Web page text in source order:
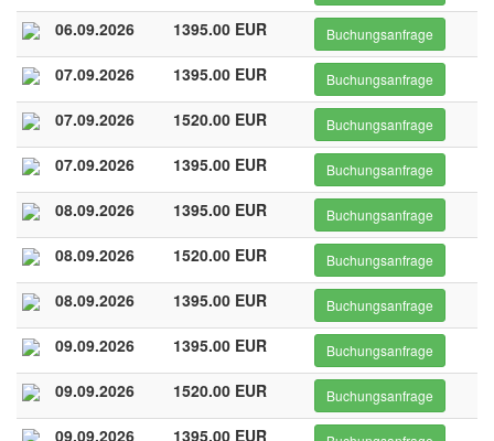
06.09.2026 1395.00 EUR Buchungsanfrage
07.09.2026 1395.00 EUR Buchungsanfrage
07.09.2026 1520.00 EUR Buchungsanfrage
07.09.2026 1395.00 EUR Buchungsanfrage
08.09.2026 1395.00 EUR Buchungsanfrage
08.09.2026 1520.00 EUR Buchungsanfrage
08.09.2026 1395.00 EUR Buchungsanfrage
09.09.2026 1395.00 EUR Buchungsanfrage
09.09.2026 1520.00 EUR Buchungsanfrage
09.09.2026 1395.00 EUR